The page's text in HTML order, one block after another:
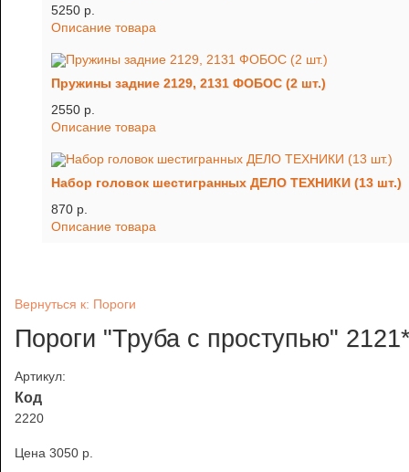
5250 p.
Описание товара
Пружины задние 2129, 2131 ФОБОС (2 шт.)
2550 p.
Описание товара
Набор головок шестигранных ДЕЛО ТЕХНИКИ (13 шт.)
870 p.
Описание товара
Вернуться к: Пороги
Пороги "Труба с проступью"
Артикул:
Код
2220
Цена 3050 p.